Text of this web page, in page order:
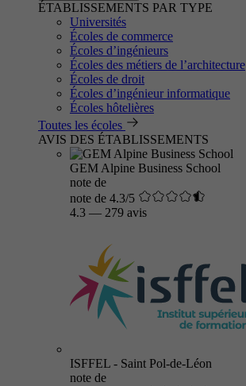
ÉTABLISSEMENTS PAR TYPE
Universités
Écoles de commerce
Écoles d’ingénieurs
Écoles des métiers de l’architecture
Écoles de droit
Écoles d’ingénieur informatique
Écoles hôtelières
Toutes les écoles
AVIS DES ÉTABLISSEMENTS
GEM Alpine Business School
note de
note de 4.3/5
4.3 — 279 avis
ISFFEL - Saint Pol-de-Léon
note de